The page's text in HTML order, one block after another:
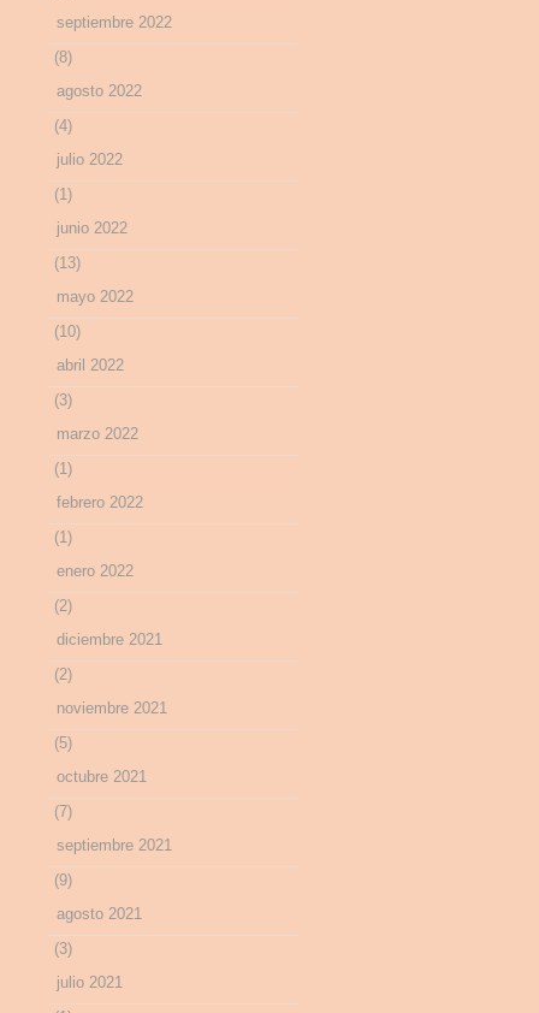
septiembre 2022
(8)
agosto 2022
(4)
julio 2022
(1)
junio 2022
(13)
mayo 2022
(10)
abril 2022
(3)
marzo 2022
(1)
febrero 2022
(1)
enero 2022
(2)
diciembre 2021
(2)
noviembre 2021
(5)
octubre 2021
(7)
septiembre 2021
(9)
agosto 2021
(3)
julio 2021